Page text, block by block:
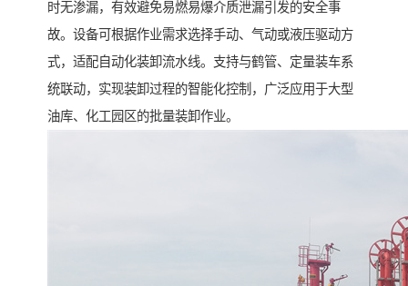
时无渗漏，有效避免易燃易爆介质泄漏引发的安全事
故。设备可根据作业需求选择手动、气动或液压驱动方
式，适配自动化装卸流水线。支持与鹤管、定量装车系
统联动，实现装卸过程的智能化控制，广泛应用于大型
油库、化工园区的批量装卸作业。